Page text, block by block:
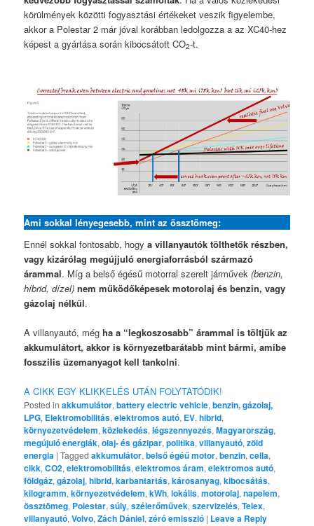
körülmények közötti fogyasztási értékeket veszik figyelembe,
akkor a Polestar 2 már jóval korábban ledolgozza a az XC40-hez
képest a gyártása során kibocsátott CO2-t.
Ami sokkal lényegesebb, mint az össztömeg:
Ennél sokkal fontosabb, hogya villanyautók tölthetők részben,
vagy kizárólag megújjuló energiaforrásból származó
árammal. Míg a belső égésű motorral szerelt járművek(benzin,
híbrid, dízel) nem működőképesek motorolaj és benzin, vagy
gázolaj nélkül.
A villanyautó, mégha a “legkoszosabb” árammal is töltjük az
akkumulátort, akkor is környezetbarátabb mint bármi, amibe
fosszilis üzemanyagot kell tankolni.
A CIKK EGY KLIKKELÉS UTÁN FOLYTATÓDIK!
Posted in akkumulátor,battery electric vehicle,benzin, gázolaj,
LPG, Elektromobilitás,elektromos autó, EV,hibrid,
környezetvédelem,közlekedés,légszennyezés,Magyarország,
megújuló energiák,olaj- és gázipar,politika,villanyautó,zöld
energia |Tagged akkumulátor,belső égéű motor,benzin,cella,
cikk,CO2,elektromobilitás,elektromos áram,elektromos autó,
földgáz,gázolaj,hibrid,karbantartás,károsanyag,kibocsátás,
kilogramm,környezetvédelem,kWh,lokális,motorolaj,napelem,
össztömeg, Polestar,súly,szélerőművek,szervizelés,Telex,
villanyautó,Volvo,Zách Dániel,zéró emisszió | Leave a Reply